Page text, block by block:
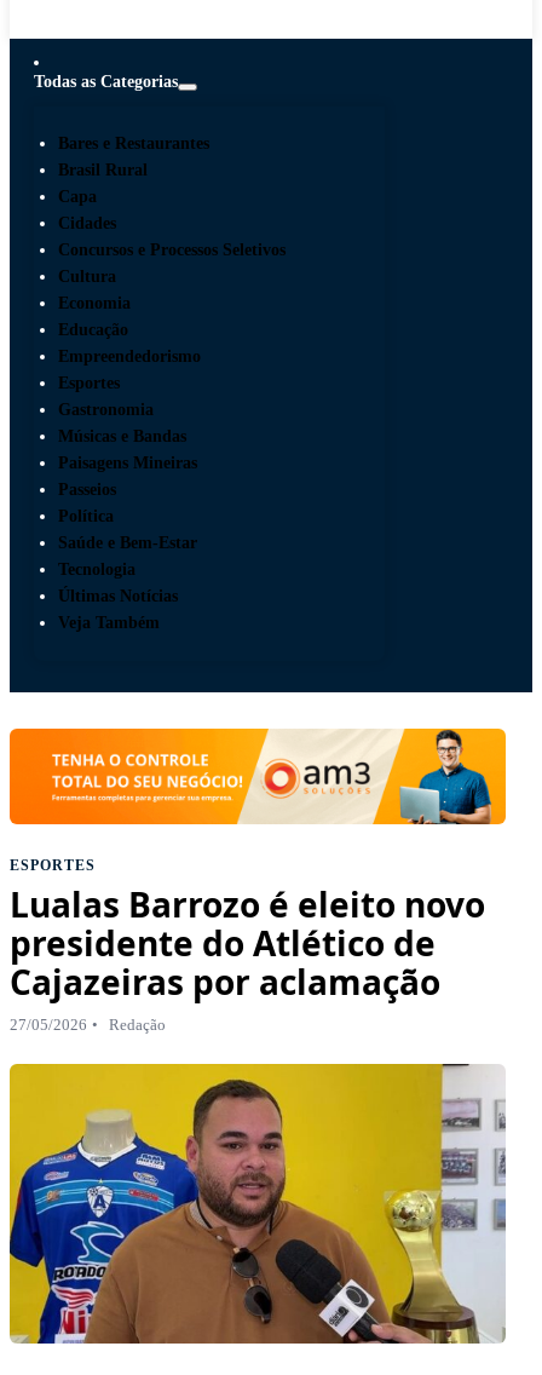
Todas as Categorias
Bares e Restaurantes
Brasil Rural
Capa
Cidades
Concursos e Processos Seletivos
Cultura
Economia
Educação
Empreendedorismo
Esportes
Gastronomia
Músicas e Bandas
Paisagens Mineiras
Passeios
Política
Saúde e Bem-Estar
Tecnologia
Últimas Notícias
Veja Também
ESPORTES
Lualas Barrozo é eleito novo
presidente do Atlético de
Cajazeiras por aclamação
27/05/2026 Redação